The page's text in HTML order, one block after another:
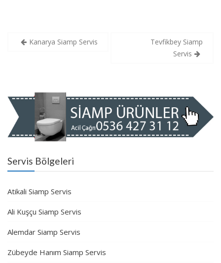
YazıKanarya Siamp Servis
Tevfikbey Siamp
Servis
Servis Bölgeleri
Atikali Siamp Servis
Ali Kuşçu Siamp Servis
Alemdar Siamp Servis
Zübeyde Hanım Siamp Servis